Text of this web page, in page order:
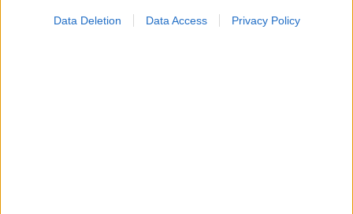
Data Deletion Data Access Privacy Policy
Προσθήκη Σχολίου